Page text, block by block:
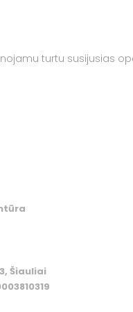
turtu susijusias
Šiauliai